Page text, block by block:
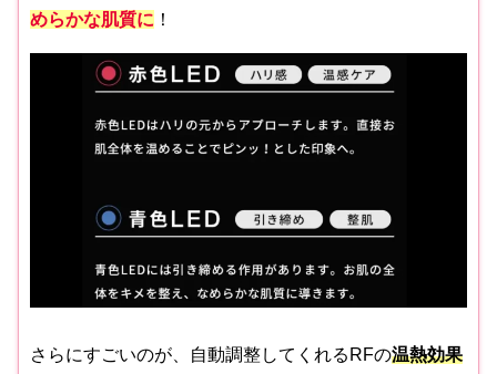
めらかな肌質に ！
さらにすごいのが、自動調整してくれるRFの温熱効果